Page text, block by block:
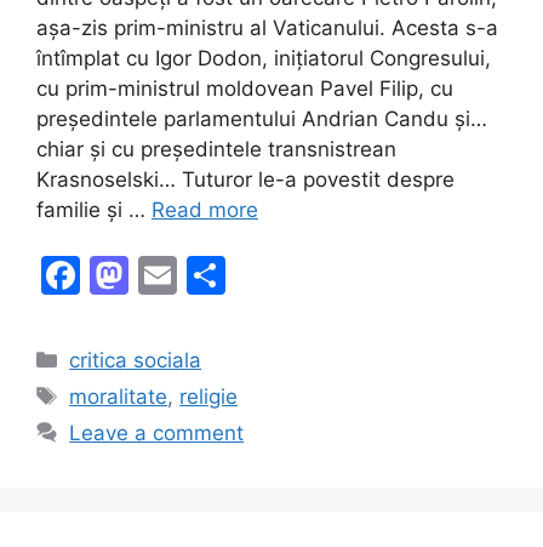
așa-zis prim-ministru al Vaticanului. Acesta s-a
întîmplat cu Igor Dodon, inițiatorul Congresului,
cu prim-ministrul moldovean Pavel Filip, cu
președintele parlamentului Andrian Candu și…
chiar și cu președintele transnistrean
Krasnoselski… Tuturor le-a povestit despre
familie și … Read more
F
c
e
b
M
st
o
d
E
ai
l
e
Categories
critica sociala
Tags
moralitate, religie
Leave a comment